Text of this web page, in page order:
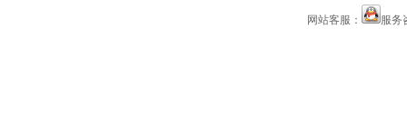
网站客服： 服务